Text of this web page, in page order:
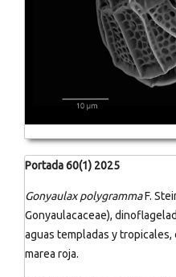
Portada 60(1) 2025
Gonyaulax polygrammaF.
Gonyaulacaceae),
aguas templadas y
marea roja.